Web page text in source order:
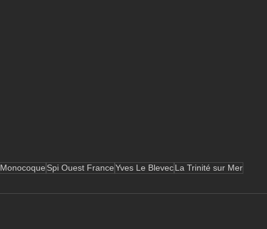
Monocoque Spi Ouest FranceYves Le BlevecLa Trinité sur Mer